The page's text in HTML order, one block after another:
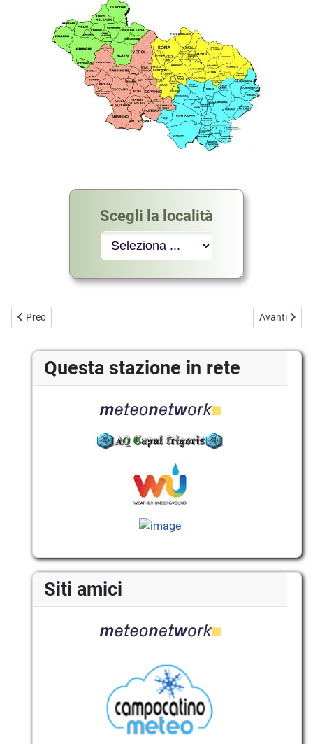
Questa stazione in rete
Siti amici
Scegli la località
Articolo precedente: Archivio webcam Monti Ernici
Prec Articolo
Avanti